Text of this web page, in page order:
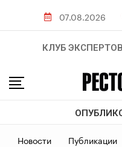
07.08.2026
КЛУБ ЭКСПЕРТОВ
Новости Публикации